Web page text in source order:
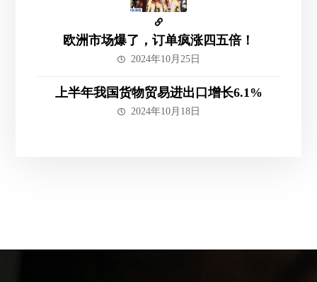
欧洲市场爆了，订单疯涨四五倍！
2024年10月25日
上半年我国货物贸易进出口增长6.1%
2024年10月18日